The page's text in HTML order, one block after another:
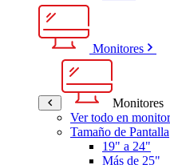
Monitores
Monitores
Ver todo en
Tamaño de Pantalla
19" a 24"
Más de 25"